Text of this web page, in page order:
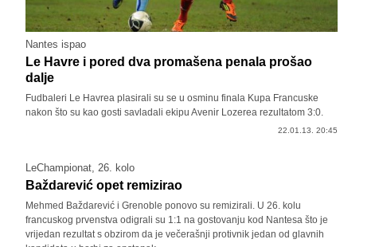
Nantes ispao
Le Havre i pored dva promašena penala prošao
dalje
Fudbaleri Le Havrea plasirali su se u osminu finala Kupa Francuske
nakon što su kao gosti savladali ekipu Avenir Lozerea rezultatom 3:0.
22.01.13. 20:45
LeChampionat, 26. kolo
Baždarević opet remizirao
Mehmed Baždarević i Grenoble ponovo su remizirali. U 26. kolu
francuskog prvenstva odigrali su 1:1 na gostovanju kod Nantesa što je
vrijedan rezultat s obzirom da je večerašnji protivnik jedan od glavnih